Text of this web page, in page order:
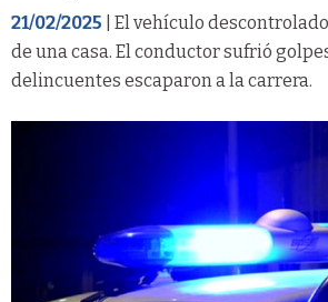
21/02/2025 | El vehículo
de una casa. El conductor sufrió
delincuentes escaparon a la carrera.